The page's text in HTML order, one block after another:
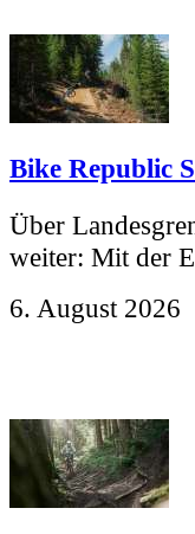
Bike Republic
Über
weiter: Mit der
6. August 2026